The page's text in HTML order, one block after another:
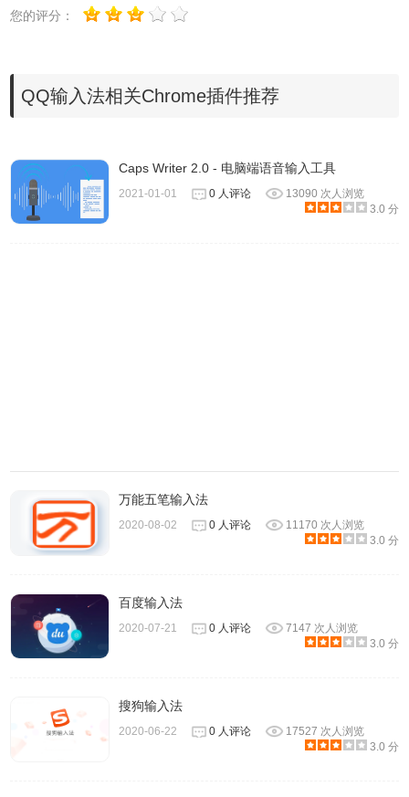
3、出现完成界面表示设置向导以完成。
您的评分：
QQ输入法相关Chrome插件推荐
Caps Writer 2.0 - 电脑端语音输入工具
2021-01-01 0 人评论
13090 次人浏览
3.0 分
万能五笔输入法
2020-08-02 0 人评论
11170 次人浏览
3.0 分
百度输入法
2020-07-21 0 人评论
7147 次人浏览
3.0 分
搜狗输入法
2020-06-22 0 人评论
17527 次人浏览
3.0 分